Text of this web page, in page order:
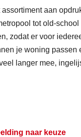
aan
tot old-
zodat er voor
je woning
langer mee,
naar keuze